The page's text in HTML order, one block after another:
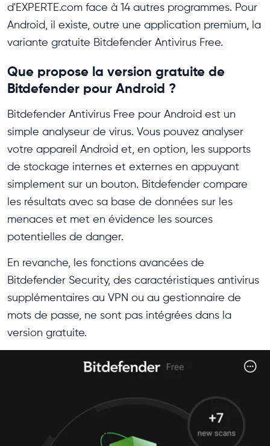
d'EXPERTE.com face à 14 autres programmes. Pour
Android, il existe, outre une application premium, la
variante gratuite Bitdefender Antivirus Free.
Que propose la version gratuite de
Bitdefender pour Android ?
Bitdefender Antivirus Free pour Android est un
simple analyseur de virus. Vous pouvez analyser
votre appareil Android et, en option, les supports
de stockage internes et externes en appuyant
simplement sur un bouton. Bitdefender compare
les résultats avec sa base de données sur les
menaces et met en évidence les sources
potentielles de danger.
En revanche, les fonctions avancées de
Bitdefender Security, des caractéristiques antivirus
supplémentaires au VPN ou au gestionnaire de
mots de passe, ne sont pas intégrées dans la
version gratuite.